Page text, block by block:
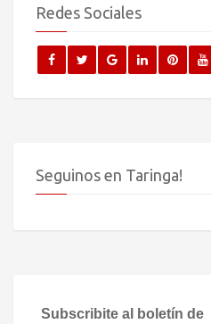
Redes Sociales
Seguinos en Taringa!
Subscribite al boletín de